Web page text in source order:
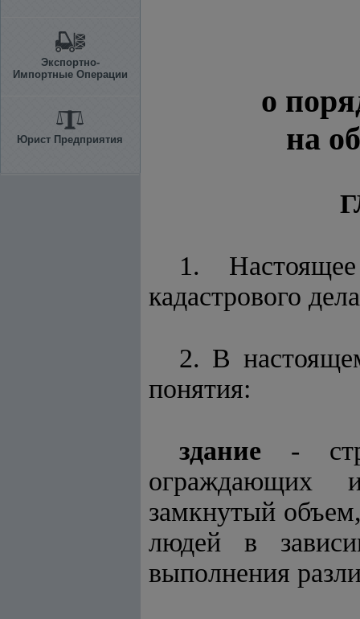
Экспортно-
Импортные Операции
Юрист Предприятия
о
на
1.
кадастрового
2. В
понятия:
здание -
ограждающих
замкнутый
людей в
выполнения